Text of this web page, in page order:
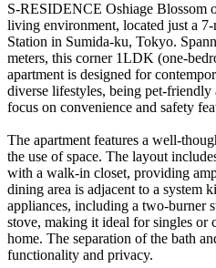
S-RESIDENCE Oshiage Blossom
living environment, located just a
Station in Sumida-ku, Tokyo.
meters, this corner 1LDK (one-
apartment is designed for
diverse lifestyles, being pet-
focus on convenience and safety
The apartment features a well-
the use of space. The layout
with a walk-in closet, providing
dining area is adjacent to a system
appliances, including a two-burner
stove, making it ideal for singles or
home. The separation of the bath
functionality and privacy.